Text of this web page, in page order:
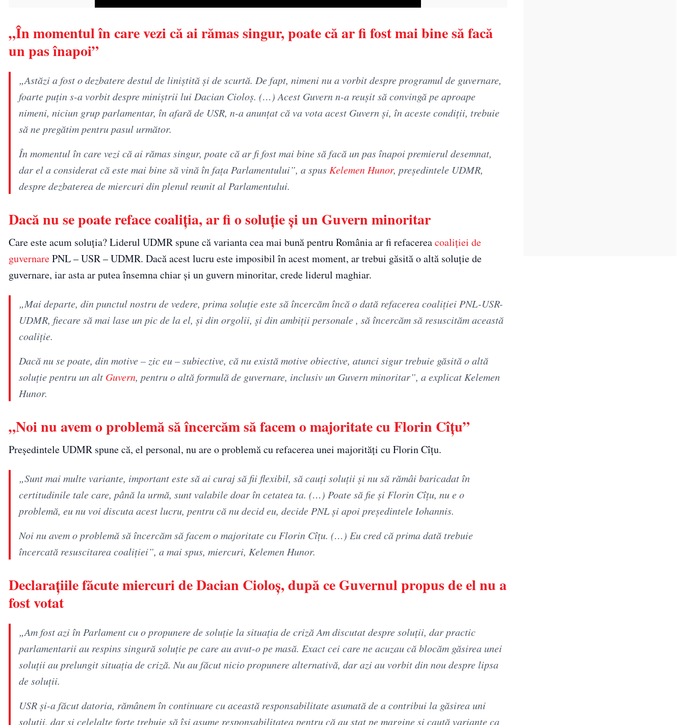
„În momentul în care vezi că ai rămas singur, poate că ar fi fost mai bine să facă
un pas înapoi”
„Astăzi a fost o dezbatere destul de liniştită şi de scurtă. De fapt, nimeni nu a vorbit despre programul de guvernare,
foarte puţin s-a vorbit despre miniştrii lui Dacian Cioloş. (…) Acest Guvern n-a reuşit să convingă pe aproape
nimeni, niciun grup parlamentar, în afară de USR, n-a anunţat că va vota acest Guvern şi, în aceste condiţii, trebuie
să ne pregătim pentru pasul următor.
În momentul în care vezi că ai rămas singur, poate că ar fi fost mai bine să facă un pas înapoi premierul desemnat,
dar el a considerat că este mai bine să vină în faţa Parlamentului”, a spus Kelemen Hunor, preşedintele UDMR,
despre dezbaterea de miercuri din plenul reunit al Parlamentului.
Dacă nu se poate reface coaliţia, ar fi o soluţie şi un Guvern minoritar
Care este acum soluţia? Liderul UDMR spune că varianta cea mai bună pentru România ar fi refacereacoaliţiei de
guvernarePNL – USR – UDMR. Dacă acest lucru este imposibil în acest moment, ar trebui găsită o altă soluţie de
guvernare, iar asta ar putea însemna chiar şi un guvern minoritar, crede liderul maghiar.
„Mai departe, din punctul nostru de vedere, prima soluţie este să încercăm încă o dată refacerea coaliţiei PNL-USR-
UDMR, fiecare să mai lase un pic de la el, şi din orgolii, şi din ambiţii personale , să încercăm să resuscităm această
coaliţie.
Dacă nu se poate, din motive – zic eu – subiective, că nu există motive obiective, atunci sigur trebuie găsită o altă
soluţie pentru un alt Guvern, pentru o altă formulă de guvernare, inclusiv un Guvern minoritar”, a explicat Kelemen
Hunor.
„Noi nu avem o problemă să încercăm să facem o majoritate cu Florin Cîţu”
Preşedintele UDMR spune că, el personal, nu are o problemă cu refacerea unei majorităţi cu Florin Cîţu.
„Sunt mai multe variante, important este să ai curaj să fii flexibil, să cauţi soluţii şi nu să rămâi baricadat în
certitudinile tale care, până la urmă, sunt valabile doar în cetatea ta. (…) Poate să fie şi Florin Cîţu, nu e o
problemă, eu nu voi discuta acest lucru, pentru că nu decid eu, decide PNL şi apoi preşedintele Iohannis.
Noi nu avem o problemă să încercăm să facem o majoritate cu Florin Cîţu. (…) Eu cred că prima dată trebuie
încercată resuscitarea coaliţiei”, a mai spus, miercuri, Kelemen Hunor.
Declaraţiile făcute miercuri de Dacian Cioloş, după ce Guvernul propus de el nu a
fost votat
„Am fost azi în Parlament cu o propunere de soluție la situația de criză Am discutat despre soluții, dar practic
parlamentarii au respins singură soluție pe care au avut-o pe masă. Exact cei care ne acuzau că blocăm găsirea unei
soluții au prelungit situația de criză. Nu au făcut nicio propunere alternativă, dar azi au vorbit din nou despre lipsa
de soluții.
USR și-a făcut datoria, rămânem în continuare cu această responsabilitate asumată de a contribui la găsirea uni
soluții, dar și celelalte forțe trebuie să își asume responsabilitatea pentru că au stat pe margine și caută variante ca